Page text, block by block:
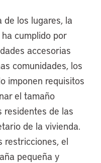
de los lugares, la
cumplido por
accesorias
comunidades, los
imponen requisitos
el tamaño
residentes de las
de la vivienda.
restricciones, el
pequeña y